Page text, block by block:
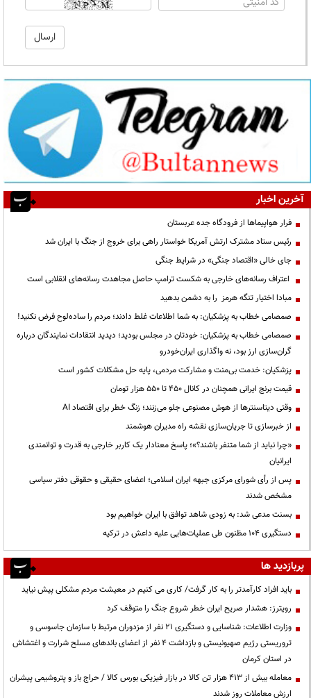
آخرین اخبار
فرار هواپیماها از فرودگاه جده عربستان
رئیس ستاد مشترک ارتش آمریکا خواستار راهی برای خروج از جنگ با ایران شد
جای خالی «اقتصاد جنگی» در شرایط جنگی
اعتراف رسانه‌های خارجی به شکست ترامپ حاصل مجاهدت رسانه‌های انقلابی است
مبادا اختیار تنگه هرمز را به دشمن بدهید
صمصامی خطاب به پزشکیان: به شما اطلاعات غلط دادند؛ مردم را ساده‌لوح فرض نکنید!
صمصامی خطاب به پزشکیان: خودتان در مجلس بودید؛ دیدید انتقادات نمایندگان درباره
گران‌سازی ارز بود، نه واگذاری ایران‌خودرو
پزشکیان: خدمت بی‌منت و مشارکت مردمی، پایه حل مشکلات کشور است
قیمت‌ برنج ایرانی همچنان در کانال ۴۵۰ تا ۵۵۰ هزار تومان
وقتی دیتاسنترها از هوش مصنوعی جلو می‌زنند؛ زنگ خطر برای اقتصاد AI
از خبرسازی تا جریان‌سازی نقشه راه مدیران هوشمند
«چرا نباید از شما متنفر باشند؟»؛ پاسخ معنادار یک کاربر خارجی به قدرت و توانمندی
ایرانیان
پس از رأی شورای مرکزی جبهه ایران اسلامی؛ اعضای حقیقی و حقوقی دفتر سیاسی
مشخص شدند
بسنت مدعی شد: به زودی شاهد توافق با ایران خواهیم بود
دستگیری ۱۰۴ مظنون طی عملیات‌هایی علیه داعش در ترکیه
پربازدید ها
باید افراد کارآمدتر را به کار گرفت/ کاری می کنیم در معیشت مردم مشکلی پیش نیاید
رویترز: هشدار صریح ایران خطر شروع جنگ را متوقف کرد
وزارت اطلاعات: شناسایی و دستگیری ۲۱ نفر از مزدوران مرتبط با سازمان جاسوسی و
تروریستی رژیم صهیونیستی و بازداشت ۴ نفر از اعضای باندهای مسلح شرارت و اغتشاش
در استان کرمان
معامله بیش از ۴۱۳ هزار تن کالا در بازار فیزیکی بورس کالا / حراج باز و پتروشیمی پیشران
ارزش معاملات روز شدند